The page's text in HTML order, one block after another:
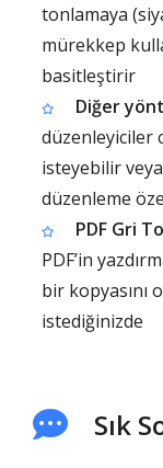
tonlamaya
mürekkep
basitleştirir
Diğer
düzenleyiciler
isteyebilir
düzenleme
PDF Gri
PDF’in
bir kopyasını
istediğinizde
Sık